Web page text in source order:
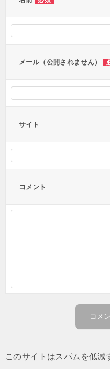
メール（公開されません）
サイト
コメント
このサイトはスパムを低減